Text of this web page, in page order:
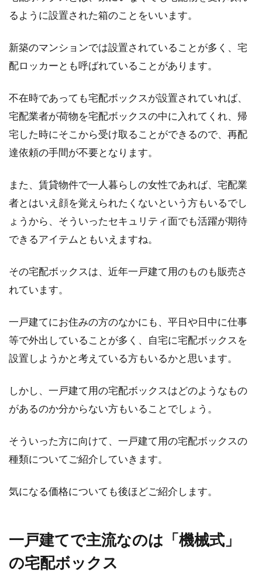
合にはどうしたらいい？
間内に解約しなければならなくなることもある
かもしれませ...
への差し入れはどうする？
自分の家を建てるのは、多くの方の夢ですよ
時ならでは...
グ・レイアウトの基本
マンションのリビングにはさまざまな形があり
ます。縦型や横型など、部屋の形状によって家
い？リビング設計の注意点
家にするかワクワクしますよね。家族でほとん
新築の窓は意外と難しい！後悔しな
るように設置された箱のことをいいます。
新築のマンションでは設置されていることが多く、宅
配ロッカーとも呼ばれていることがあります。
不在時であっても宅配ボックスが設置されていれば、
宅配業者が荷物を宅配ボックスの中に入れてくれ、帰
宅した時にそこから受け取ることができるので、再配
達依頼の手間が不要となります。
また、賃貸物件で一人暮らしの女性であれば、宅配業
者とはいえ顔を覚えられたくないという方もいるでし
ょうから、そういったセキュリティ面でも活躍が期待
できるアイテムともいえますね。
その宅配ボックスは、近年一戸建て用のものも販売さ
れています。
一戸建てにお住みの方のなかにも、平日や日中に仕事
等で外出していることが多く、自宅に宅配ボックスを
設置しようかと考えている方もいるかと思います。
しかし、一戸建て用の宅配ボックスはどのようなもの
があるのか分からない方もいることでしょう。
そういった方に向けて、一戸建て用の宅配ボックスの
種類についてご紹介していきます。
気になる価格についても後ほどご紹介します。
一戸建てで主流なのは「機械式」
の宅配ボックス